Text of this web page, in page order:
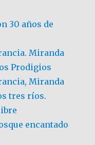
30 años de
Miranda
Prodigios
Miranda
tres ríos.
encantado